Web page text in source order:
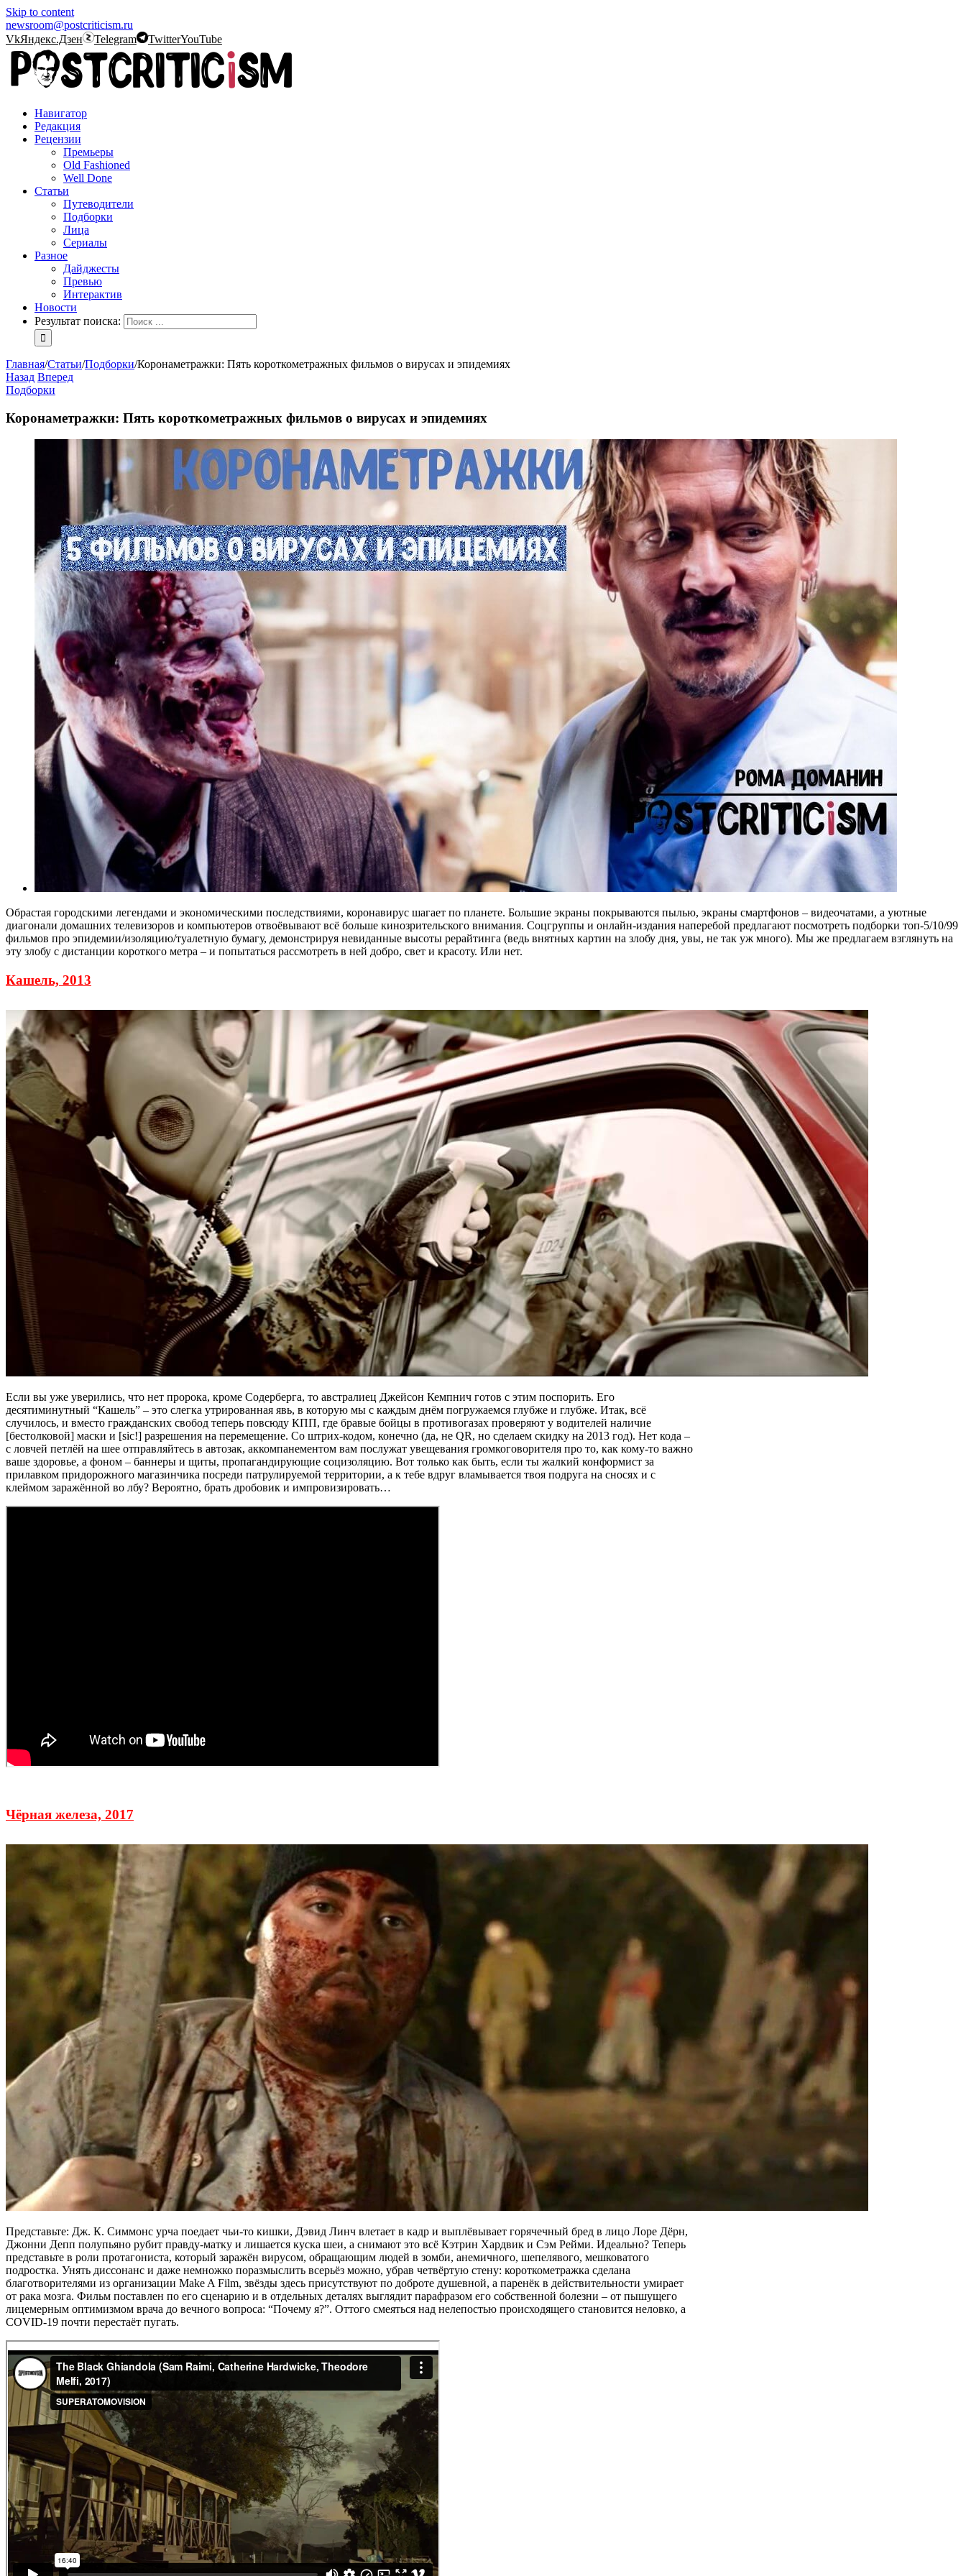
Skip to content
newsroom@postcriticism.ru
VkЯндекс.Дзен Telegram TwitterYouTube
Навигатор
Редакция
Рецензии
Премьеры
Old Fashioned
Well Done
Статьи
Путеводители
Подборки
Лица
Сериалы
Разное
Дайджесты
Превью
Интерактив
Новости
Результат поиска:
Главная/Статьи/Подборки/Коронаметражки: Пять короткометражных фильмов о вирусах и эпидемиях
Назад Вперед
Подборки
Коронаметражки: Пять короткометражных фильмов о вирусах и эпидемиях
Обрастая городскими легендами и экономическими последствиями, коронавирус шагает по планете. Большие экраны покрываются пылью, экраны смартфонов – видеочатами, а уютные
диагонали домашних телевизоров и компьютеров отвоёвывают всё больше кинозрительского внимания. Соцгруппы и онлайн-издания наперебой предлагают посмотреть подборки топ-5/10/99
фильмов про эпидемии/изоляцию/туалетную бумагу, демонстрируя невиданные высоты рерайтинга (ведь внятных картин на злобу дня, увы, не так уж много). Мы же предлагаем взглянуть на
эту злобу с дистанции короткого метра – и попытаться рассмотреть в ней добро, свет и красоту. Или нет.
Кашель, 2013
Если вы уже уверились, что нет пророка, кроме Содерберга, то австралиец Джейсон Кемпнич готов с этим поспорить. Его
десятиминутный “Кашель” – это слегка утрированная явь, в которую мы с каждым днём погружаемся глубже и глубже. Итак, всё
случилось, и вместо гражданских свобод теперь повсюду КПП, где бравые бойцы в противогазах проверяют у водителей наличие
[бестолковой] маски и [sic!] разрешения на перемещение. Cо штрих-кодом, конечно (да, не QR, но сделаем скидку на 2013 год). Нет кода –
с ловчей петлёй на шее отправляйтесь в автозак, аккомпанементом вам послужат увещевания громкоговорителя про то, как кому-то важно
ваше здоровье, а фоном – баннеры и щиты, пропагандирующие социзоляцию. Вот только как быть, если ты жалкий конформист за
прилавком придорожного магазинчика посреди патрулируемой территории, а к тебе вдруг вламывается твоя подруга на сносях и с
клеймом заражённой во лбу? Вероятно, брать дробовик и импровизировать…
Чёрная железа, 2017
Представьте: Дж. К. Симмонс урча поедает чьи-то кишки, Дэвид Линч влетает в кадр и выплёвывает горячечный бред в лицо Лоре Дёрн,
Джонни Депп полупьяно рубит правду-матку и лишается куска шеи, а снимают это всё Кэтрин Хардвик и Сэм Рейми. Идеально? Теперь
представьте в роли протагониста, который заражён вирусом, обращающим людей в зомби, анемичного, шепелявого, мешковатого
подростка. Унять диссонанс и даже немножко поразмыслить всерьёз можно, убрав четвёртую стену: короткометражка сделана
благотворителями из организации Make A Film, звёзды здесь присутствуют по доброте душевной, а паренёк в действительности умирает
от рака мозга. Фильм поставлен по его сценарию и в отдельных деталях выглядит парафразом его собственной болезни – от пышущего
лицемерным оптимизмом врача до вечного вопроса: “Почему я?”. Оттого смеяться над нелепостью происходящего становится неловко, а
COVID-19 почти перестаёт пугать.